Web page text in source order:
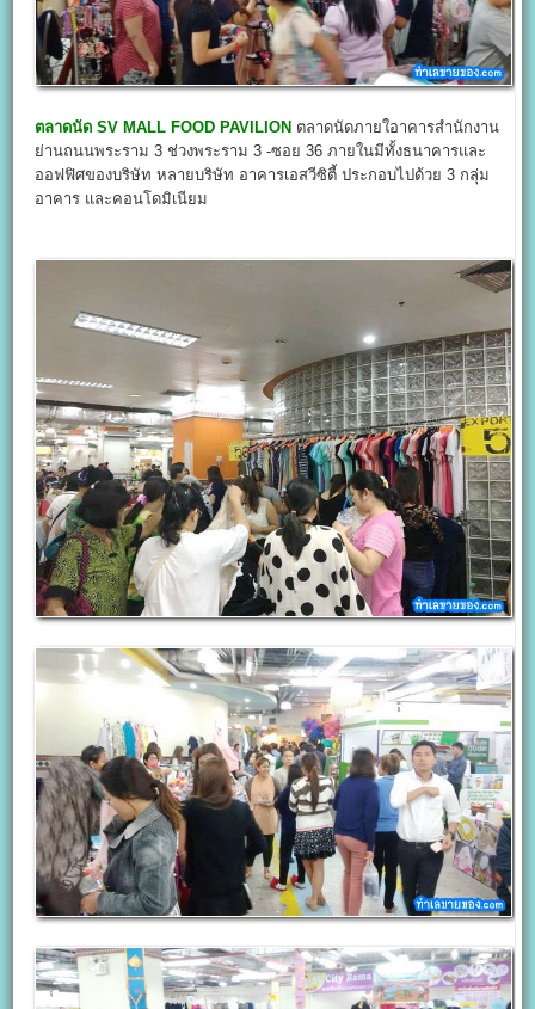
ตลาดนัด SV MALL FOOD PAVILION ตลาดนัดภายใอาคารสำนักงาน
ย่านถนนพระราม 3 ช่วงพระราม 3 -ซอย 36 ภายในมีทั้งธนาคารและ
ออฟฟิศของบริษัท หลายบริษัท อาคารเอสวีซิตี้ ประกอบไปด้วย 3 กลุ่ม
อาคาร และคอนโดมิเนียม